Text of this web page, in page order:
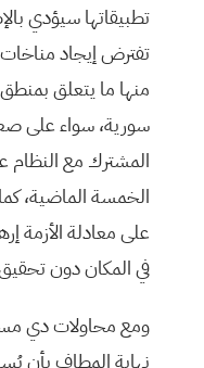
تطبيقاتها سيؤدي
تفترض إيجاد مناخات
منها ما يتعلق
سورية، سواء على
المشترك مع النظام
الخمسة الماضية،
على معادلة الأزمة
في المكان دون
ومع محاولات دي